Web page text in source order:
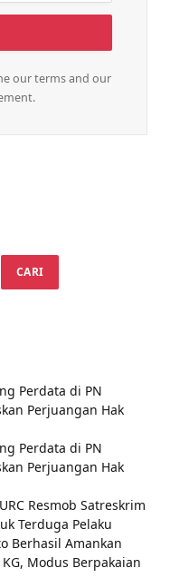
our terms and our
CARI
Perdata di PN
Perjuangan Hak
Perdata di PN
Perjuangan Hak
Resmob Satreskrim
Terduga Pelaku
Berhasil Amankan
Modus Berpakaian